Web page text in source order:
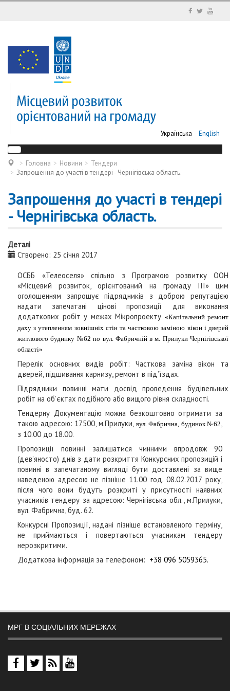
Українська English
Головна Новини
Тендери
Запрошення до участі в тендері - Чернігівська область.
Запрошення до участі в тендері
- Чернігівська область.
Деталі
Створено: 25 січня 2017
ОСББ «Телеоселя» спільно з Програмою розвитку ООН
«Мiсцевий розвиток, орiєнтований на громаду ІІІ»цим
оголошенням запрошуєпідрядників з доброю репутацією
надати запечатані цінові пропозиції для виконання
додаткових робіт у межах Мікропроекту «Капітальний ремонт
даху з утепленням зовнішніх стін та частковою заміною вікон і дверей
житлового будинку №62 по вул. Фабричній в м. Прилуки Чернігівської
області»
Перелік основних видів робіт: Часткова заміна вікон та
дверей, підшивання карнизу, ремонт в під’їздах.
Підрядники повинні мати досвід проведення будівельних
робіт на об’єктах подібного або вищого рівня складності.
Тендерну Документацію можна безкоштовно отримати за
такою адресою: 17500, м.Прилуки, вул. Фабрична, будинок №62,
з 10.00 до 18.00.
Пропозиції повинні залишатися чинними впродовж 90
(дев’яносто) днів з дати розкриття Конкурсних пропозицій і
повинні в запечатаному вигляді бути доставлені за вище
наведеною адресою не пізніше 11.00 год. 08.02.2017 року,
після чого вони будуть розкриті у присутності наявних
учасників тендеру за адресою: Чернігівська обл., м.Прилуки,
вул. Фабрична, буд. 62.
Конкурсні Пропозиції, надані пізніше встановленого терміну,
не приймаються і повертаються учасникам тендеру
нерозкритими.
Додаткова інформація за телефоном: +38 096 5059365.
МРГ В СОЦІАЛЬНИХ МЕРЕЖАХ